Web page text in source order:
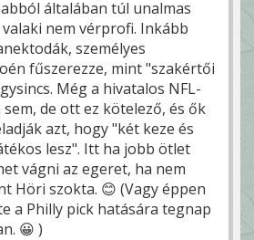
általában túl unalmas
nem vérprofi. Inkább
személyes
fűszerezze, mint "szakértői
Még a hivatalos NFL-
de ott ez kötelező, és ők
azt, hogy "két keze és
lesz". Itt ha jobb ötlet
vágni az egeret, ha nem
Höri szokta. 😊 (Vagy éppen
a Philly pick hatására tegnap
😀 )